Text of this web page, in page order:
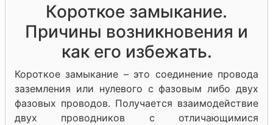
Короткое замыкание.
Причины возникновения и
как его избежать.
Короткое замыкание – это соединение провода
заземления или нулевого с фазовым либо двух
фазовых проводов. Получается взаимодействие
двух проводников с отличающимися